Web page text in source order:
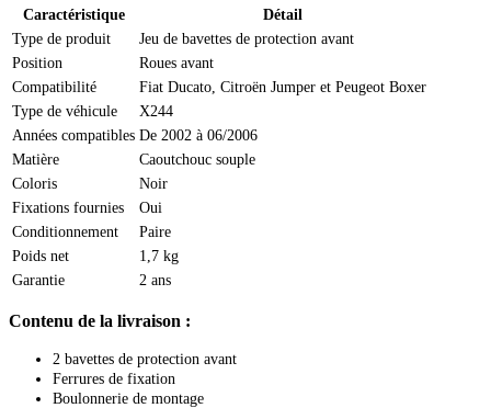
Caractéristique
Détail
Type de produit
Jeu de bavettes de protection avant
Position
Roues avant
Compatibilité
Fiat Ducato, Citroën Jumper et Peugeot Boxer
Type de véhicule
X244
Années compatibles De 2002 à 06/2006
Matière
Caoutchouc souple
Coloris
Noir
Fixations fournies
Oui
Conditionnement
Paire
Poids net
1,7 kg
Garantie
2 ans
Contenu de la livraison :
2 bavettes de protection avant
Ferrures de fixation
Boulonnerie de montage